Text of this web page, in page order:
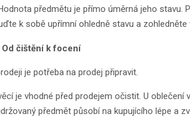
předmětu je přímo úměrná jeho stavu.
k sobě upřímní ohledně stavu a
čištění k focení
je potřeba na prodej připravit.
je vhodné před prodejem očistit. U
předmět působí na kupujícího lépe a